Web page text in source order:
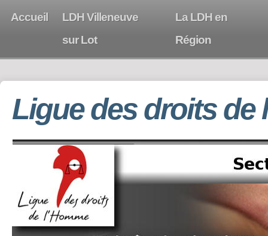
Accueil
LDH Villeneuve
sur Lot
La LDH en
Région
Ligue des droits de